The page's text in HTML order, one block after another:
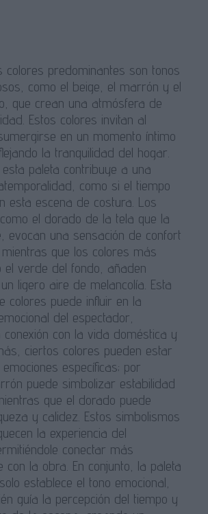
colores predominantes son tonos
como el beige, el marrón y el
que crean una atmósfera de
Estos colores invitan al
en un momento íntimo
la tranquilidad del hogar.
paleta contribuye a una
como si el tiempo
esta escena de costura. Los
el dorado de la tela que la
evocan una sensación de confort
que los colores más
el verde del fondo, añaden
ligero aire de melancolía. Esta
colores puede influir en la
del espectador,
conexión con la vida doméstica y
ciertos colores pueden estar
específicas; por
puede simbolizar estabilidad
que el dorado puede
y calidez. Estos simbolismos
la experiencia del
conectar más
con la obra. En conjunto, la paleta
establece el tono emocional,
guía la percepción del tiempo y